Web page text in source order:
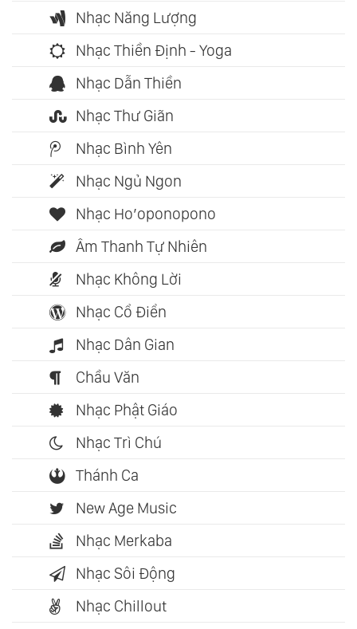
Nhạc Năng Lượng
Nhạc Thiền Định - Yoga
Nhạc Dẫn Thiền
Nhạc Thư Giãn
Nhạc Bình Yên
Nhạc Ngủ Ngon
Nhạc Ho’oponopono
Âm Thanh Tự Nhiên
Nhạc Không Lời
Nhạc Cổ Điển
Nhạc Dân Gian
Chầu Văn
Nhạc Phật Giáo
Nhạc Trì Chú
Thánh Ca
New Age Music
Nhạc Merkaba
Nhạc Sôi Động
Nhạc Chillout